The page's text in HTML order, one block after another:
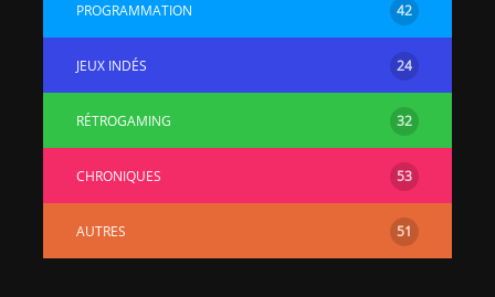
PROGRAMMATION 42
JEUX INDÉS 24
RÉTROGAMING 32
CHRONIQUES 53
AUTRES 51